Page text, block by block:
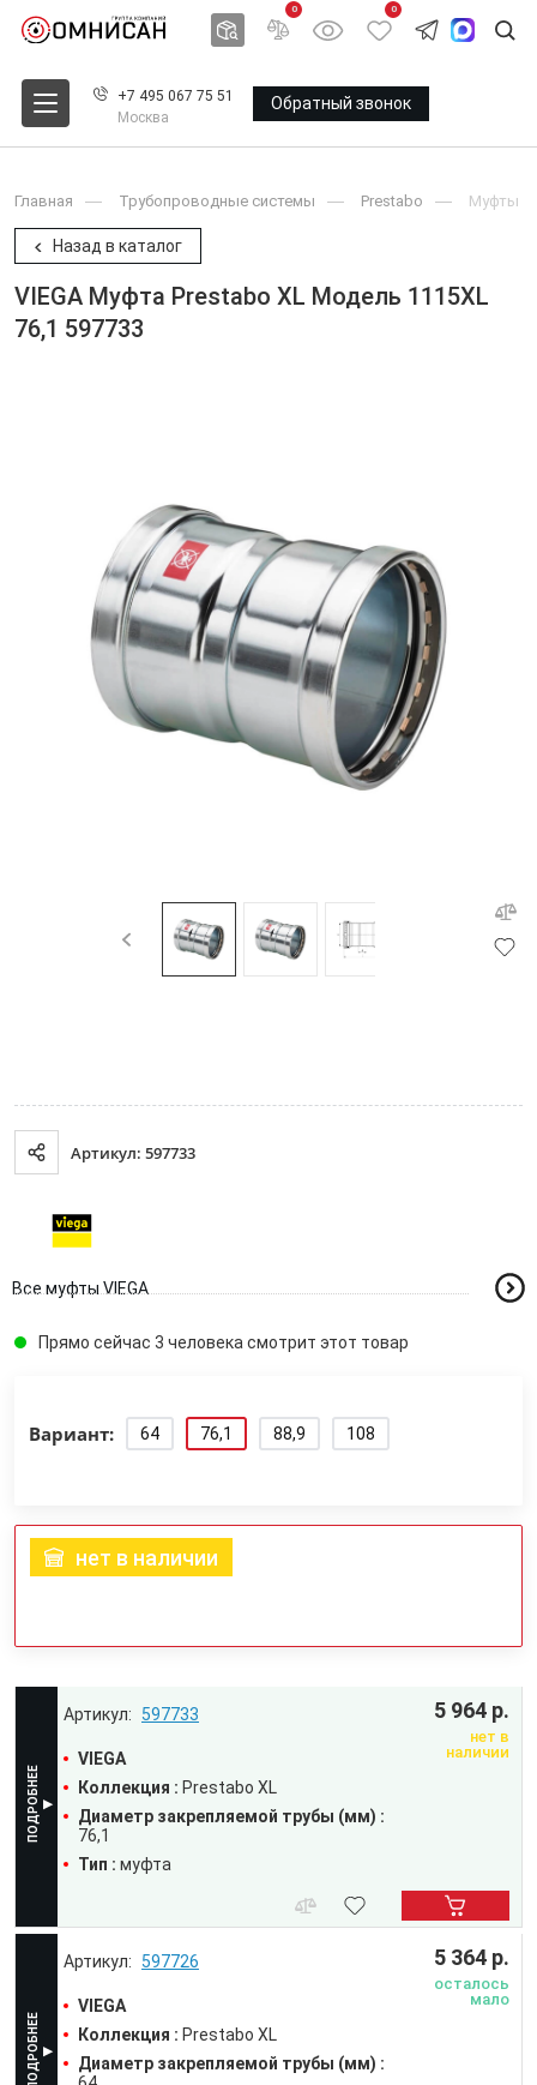
0 0
+7 495 067 75 51
Москва
Обратный звонок
Главная Трубопроводные системы Prestabo Муфты
Назад в каталог
VIEGA Муфта Prestabo XL Модель 1115XL
76,1 597733
Артикул: 597733
Все муфты VIEGA
Прямо сейчас 3 человека смотрит этот товар
Вариант: 64 76,1 88,9 108
нет в наличии
597726
VIEGA
Коллекция : Prestabo XL
Диаметр закрепляемой трубы (мм) :
5 364 р.
осталось
мало
597733
VIEGA
Коллекция : Prestabo XL
Диаметр закрепляемой трубы (мм) :
76,1
Тип : муфта
5 964 р.
нет в
наличии